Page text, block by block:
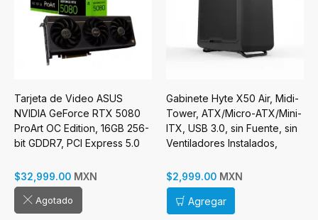
Tarjeta de Video ASUS
NVIDIA GeForce RTX 5080
ProArt OC Edition, 16GB 256-
bit GDDR7, PCI Express 5.0
$32,999.00 MXN
Agotado
Gabinete Hyte X50 Air, Midi-
Tower, ATX/Micro-ATX/Mini-
ITX, USB 3.0, sin Fuente, sin
Ventiladores Instalados,
$2,999.00 MXN
Agregar